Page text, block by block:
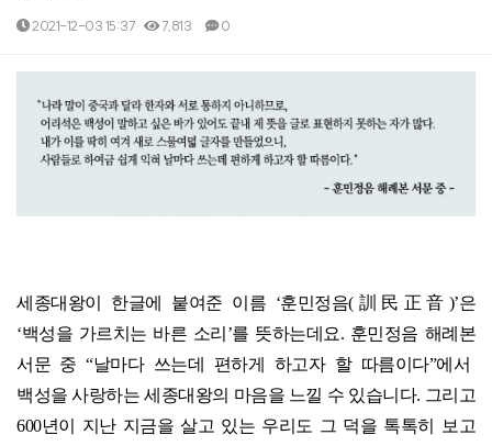
2021-12-03 15:37 7,813 0
세종대왕이 한글에 붙여준 이름 ‘훈민정음(訓民正音 )’은
‘백성을 가르치는 바른 소리 ’를 뜻하는데요. 훈민정음 해례본
서문 중“날마다 쓰는데 편하게 하고자 할 따름이다”에서
백성을 사랑하는 세종대왕의 마음을 느낄 수 있습니다. 그리고
600년이 지난 지금을 살고 있는 우리도 그 덕을 톡톡히 보고